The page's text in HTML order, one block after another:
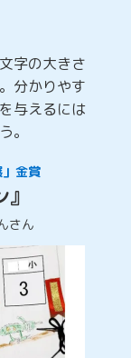
字の大きさ
分かりやす
与えるには
。
金賞
さん